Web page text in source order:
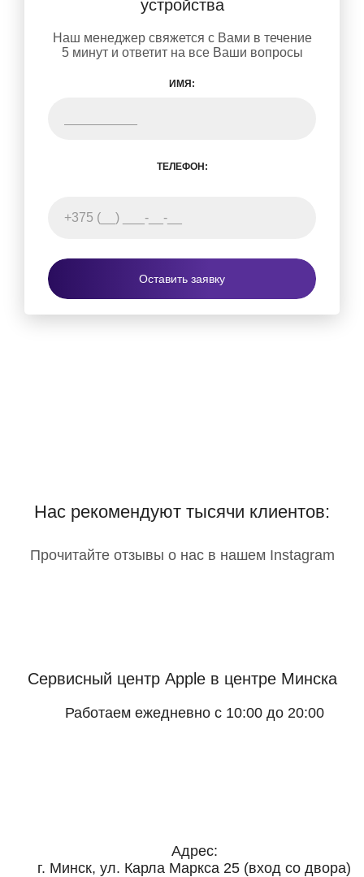
устройства
Наш менеджер свяжется с Вами в течение
5 минут и ответит на все Ваши вопросы
ИМЯ:
ТЕЛЕФОН:
Оставить заявку
Нас рекомендуют тысячи клиентов:
Прочитайте отзывы о нас в нашем Instagram
Сервисный центр Appleв центре Минска
Работаем ежедневно с 10:00 до 20:00
Адрес:
г. Минск, ул. Карла Маркса 25 (вход со двора)